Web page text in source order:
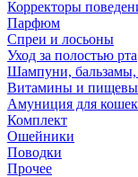
Корректоры
Парфюм
Спреи и лосьоны
Уход за полостью рта
Шампуни,
Витамины и
Амуниция для кошек
Комплект
Ошейники
Поводки
Прочее